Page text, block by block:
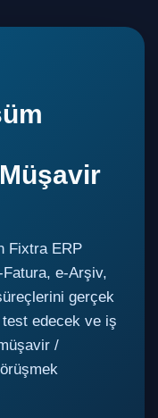
Fixtra ERP
e-Arşiv,
gerçek
edecek ve iş
/